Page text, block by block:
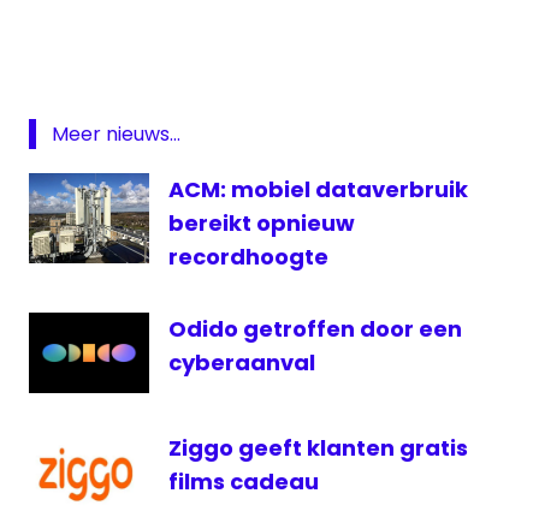
Meer nieuws...
ACM: mobiel dataverbruik
bereikt opnieuw
recordhoogte
Odido getroffen door een
cyberaanval
Ziggo geeft klanten gratis
films cadeau